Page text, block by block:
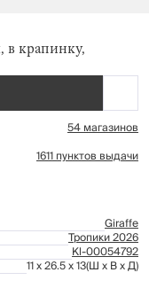
в крапинку,
54 магазинов
1611 пунктов выдачи
Giraffe
Тропики 2026
Kl-00054792
11 x 26.5 x 13(Ш x В x Д)